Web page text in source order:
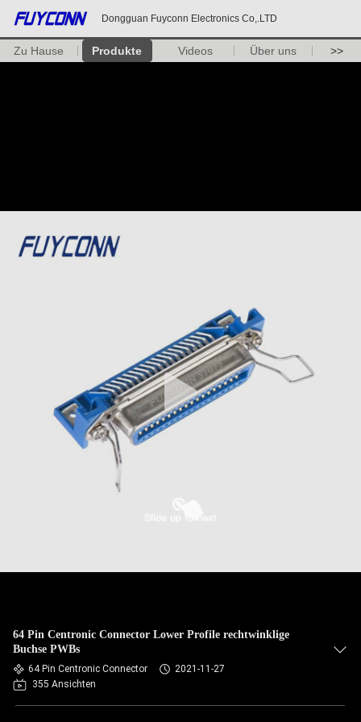
Dongguan Fuyconn Electronics Co,.LTD
Zu Hause Produkte Videos Über uns >>
64 Pin Centronic Connector Lower Profile rechtwinklige
Buchse PWBs
64 Pin Centronic Connector
2021-11-27
355 Ansichten